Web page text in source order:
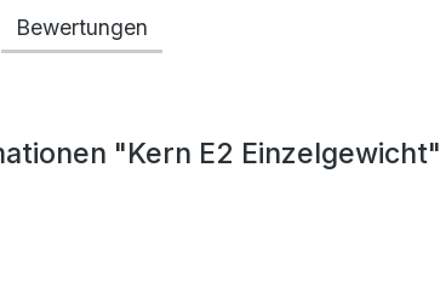
Bewertungen
"Kern E2 Einzelgewicht"